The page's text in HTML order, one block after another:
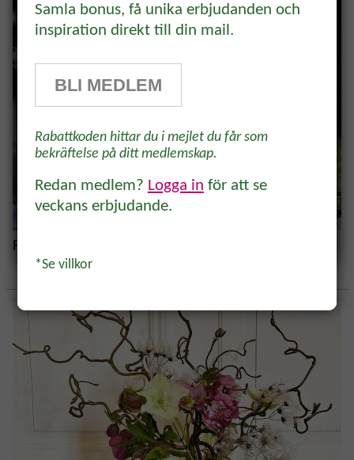
Förnya vasen - inspiration och tips
rabatt!
få 10% rabatt på ett köp* Tips,
inkorgen.
Samla bonus, få unika erbjudanden och
inspiration direkt till din mail.
BLI MEDLEM
Rabattkoden hittar du i mejlet du får som
bekräftelse på ditt medlemskap.
Redan medlem? Logga in för att se
veckans erbjudande.
*Se villkor